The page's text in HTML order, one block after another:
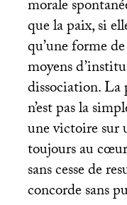
morale
que la paix, si
qu’une forme
moyens
dissociation. La
n’est pas la
une victoire sur
toujours au
sans cesse de
concorde sans